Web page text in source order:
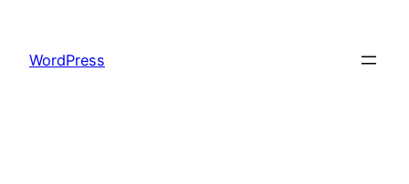
content
WordPress